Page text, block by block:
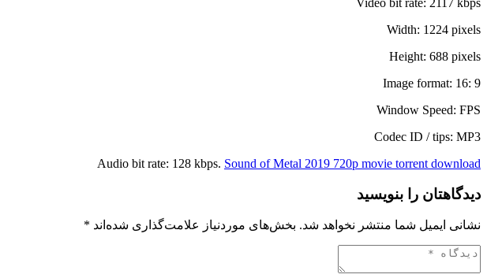
Video bit rate: 2117 kbps
Width: 1224 pixels
Height: 688 pixels
Image format: 16: 9
Window Speed: FPS
Codec ID / tips: MP3
Audio bit rate: 128 kbps. Sound of Metal 2019 720p movie torrent download
دیدگاهتان را بنویسید
نشانی ایمیل شما منتشر نخواهد شد. بخش‌های موردنیاز علامت‌گذاری شده‌اند *